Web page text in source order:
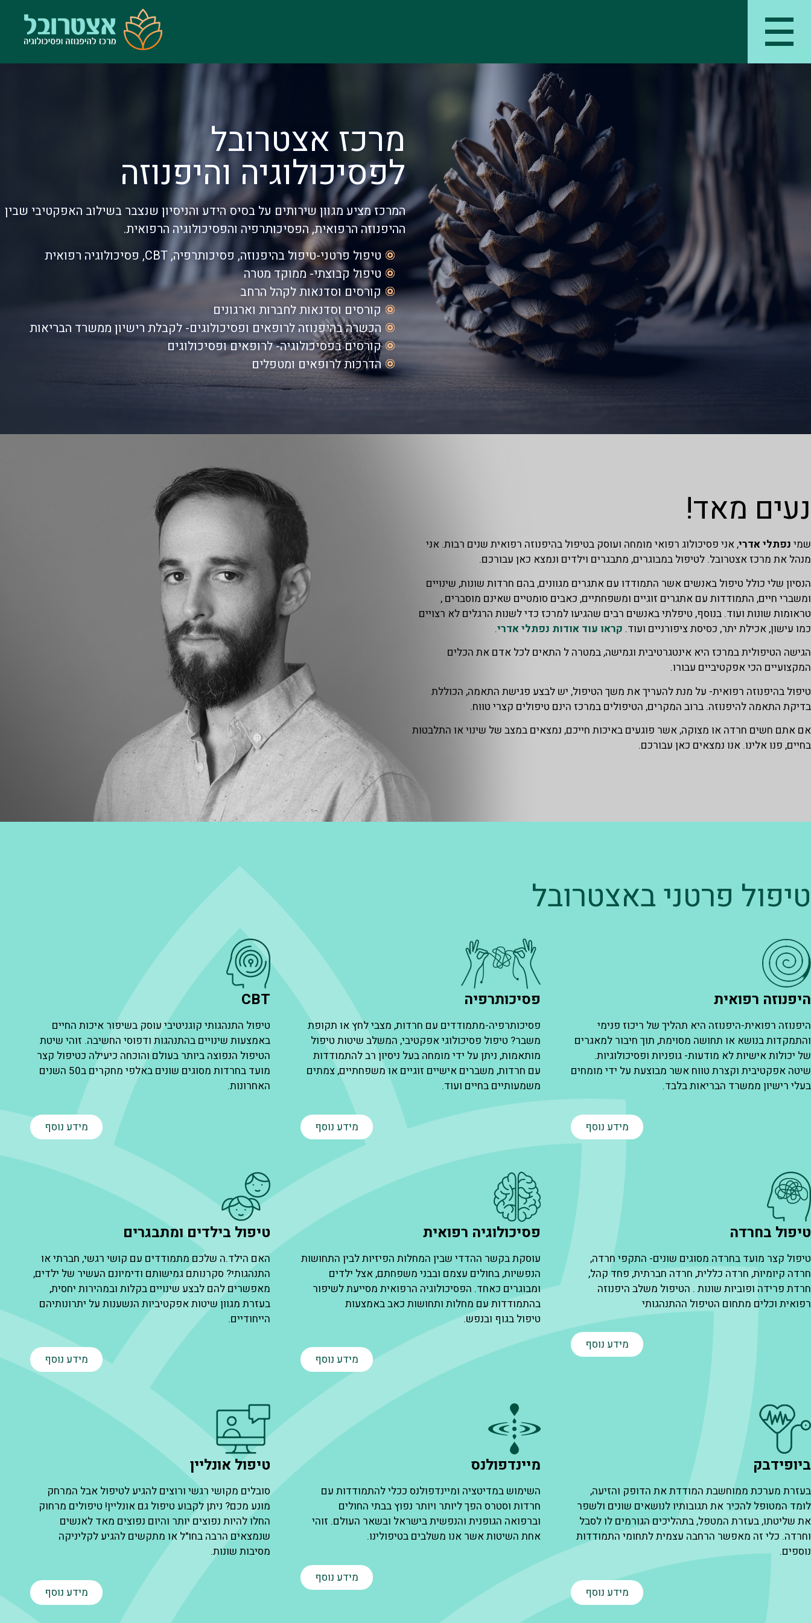
מרכז אצטרובל
לפסיכולוגיה והיפנוזה
המרכז מציע מגוון שירותים על בסיס הידע והניסיון שנצבר בשילוב האפקטיבי שבין
ההיפנוזה הרפואית, הפסיכותרפיה והפסיכולוגיה הרפואית.
טיפול פרטני-טיפול בהיפנוזה, פסיכותרפיה, CBT, פסיכולוגיה רפואית
טיפול קבוצתי- ממוקד מטרה
קורסים וסדנאות לקהל הרחב
קורסים וסדנאות לחברות וארגונים
הכשרה בהיפנוזה לרופאים ופסיכולוגים- לקבלת רישיון ממשרד הבריאות
קורסים בפסיכולוגיה- לרופאים ופסיכולוגים
הדרכות לרופאים ומטפלים
נעים מאד!
שמי נפתלי אדרי, אני פסיכולוג רפואי מומחה ועוסק בטיפול בהיפנוזה רפואית שנים רבות. אני
מנהל את מרכז אצטרובל. לטיפול במבוגרים, מתבגרים וילדים ונמצא כאן עבורכם.
הנסיון שלי כולל טיפול באנשים אשר התמודדו עם אתגרים מגוונים, בהם חרדות שונות, שינויים
ומשברי חיים, התמודדות עם אתגרים זוגיים ומשפחתיים, כאבים סומטיים שאינם מוסברים ,
טראומות שונות ועוד. בנוסף, טיפלתי באנשים רבים שהגיעו למרכז כדי לשנות הרגלים לא רצויים
כמו עישון, אכילת יתר, כסיסת ציפורניים ועוד. קראו עוד אודות נפתלי אדרי.
הגישה הטיפולית במרכז היא אינטגרטיבית וגמישה, במטרה ל התאים לכל אדם את הכלים
המקצועיים הכי אפקטיביים עבורו.
טיפול בהיפנוזה רפואית- על מנת להעריך את משך הטיפול, יש לבצע פגישת התאמה, הכוללת
בדיקת התאמה להיפנוזה. ברוב המקרים, הטיפולים במרכז הינם טיפולים קצרי טווח.
אם אתם חשים חרדה או מצוקה, אשר פוגעים באיכות חייכם, נמצאים במצב של שינוי או התלבטות
בחיים, פנו אלינו. אנו נמצאים כאן עבורכם.
טיפול פרטני באצטרובל
היפנוזה רפואית
היפנוזה רפואית-היפנוזה היא תהליך של ריכוז פנימי
והתמקדות בנושא או תחושה מסוימת, תוך חיבור למאגרים
של יכולות אישיות לא מודעות- גופניות ופסיכולוגיות.
שיטה אפקטיבית וקצרת טווח אשר מבוצעת על ידי מומחים
בעלי רישיון ממשרד הבריאות בלבד.
מידע נוסף
פסיכותרפיה
פסיכותרפיה-מתמודדים עם חרדות, מצבי לחץ או תקופת
משבר? טיפול פסיכולוגי אפקטיבי, המשלב שיטות טיפול
מותאמות, ניתן על ידי מומחה בעל ניסיון רב להתמודדות
עם חרדות, משברים אישיים זוגיים או משפחתיים, צמתים
משמעותיים בחיים ועוד.
מידע נוסף
CBT
טיפול התנהגותי קוגניטיבי עוסק בשיפור איכות החיים
באמצעות שינויים בהתנהגות ודפוסי החשיבה. זוהי שיטת
הטיפול הנפוצה ביותר בעולם והוכחה כיעילה כטיפול קצר
מועד בחרדות מסוגים שונים באלפי מחקרים ב50 השנים
האחרונות.
מידע נוסף
טיפול בחרדה
טיפול קצר מועד בחרדה מסוגים שונים- התקפי חרדה,
חרדה קיומיות, חרדה כללית, חרדה חברתית, פחד קהל,
חרדת פרידה ופוביות שונות . הטיפול משלב היפנוזה
רפואית וכלים מתחום הטיפול ההתנהגותי
מידע נוסף
פסיכולוגיה רפואית
עוסקת בקשר ההדדי שבין המחלות הפיזיות לבין התחושות
הנפשיות, בחולים עצמם ובבני משפחתם, אצל ילדים
ומבוגרים כאחד. הפסיכולוגיה הרפואית מסייעת לשיפור
בהתמודדות עם מחלות ותחושות כאב באמצעות
טיפול בגוף ובנפש.
מידע נוסף
טיפול בילדים ומתבגרים
האם הילד.ה שלכם מתמודדים עם קושי רגשי, חברתי או
התנהגותי? סקרנותם גמישותם ודימיונם העשיר של ילדים,
מאפשרים להם לבצע שינויים בקלות ובמהירות יחסית,
בעזרת מגוון שיטות אפקטיביות הנשענות על יתרונותיהם
הייחודיים.
מידע נוסף
ביופידבק
בעזרת מערכת ממוחשבת המודדת את הדופק והזיעה,
לומד המטופל להכיר את תגובותיו לנושאים שונים ולשפר
את שליטתו, בעזרת המטפל, בתהליכים הגורמים לו לסבל
וחרדה. כלי זה מאפשר הרחבה עצמית לתחומי התמודדות
נוספים.
מידע נוסף
מיינדפולנס
השימוש במדיטציה ומיינדפולנס ככלי להתמודדות עם
חרדות וסטרס הפך ליותר ויותר נפוץ בבתי החולים
וברפואה הגופנית והנפשית בישראל ובשאר העולם. זוהי
אחת השיטות אשר אנו משלבים בטיפולינו.
מידע נוסף
טיפול אונליין
סובלים מקושי רגשי ורוצים להגיע לטיפול אבל המרחק
מונע מכם? ניתן לקבוע טיפול גם אונליין! טיפולים מרחוק
החלו להיות נפוצים יותר והיום נפוצים מאד לאנשים
שנמצאים הרבה בחו"ל או מתקשים להגיע לקליניקה
מסיבות שונות.
מידע נוסף